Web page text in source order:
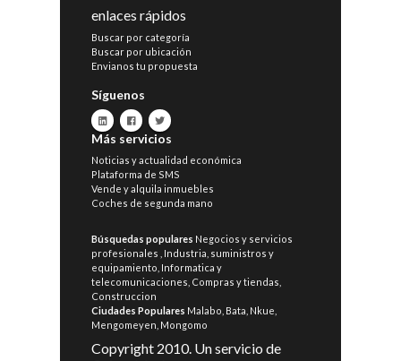
enlaces rápidos
Buscar por categoría
Buscar por ubicación
Envianos tu propuesta
Síguenos
Más servicios
Noticias y actualidad económica
Plataforma de SMS
Vende y alquila inmuebles
Coches de segunda mano
Búsquedas populares Negocios y servicios
profesionales
Industria, suministros y
equipamiento Informatica y
telecomunicaciones Compras y tiendas
Construccion
Ciudades Populares Malabo Bata Nkue
Mengomeyen Mongomo
Copyright 2010. Un servicio de